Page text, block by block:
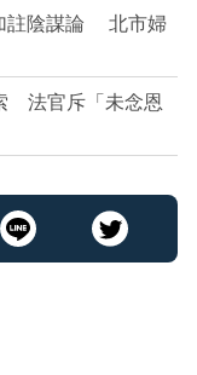
註陰謀論 北市婦
法官斥「未念恩